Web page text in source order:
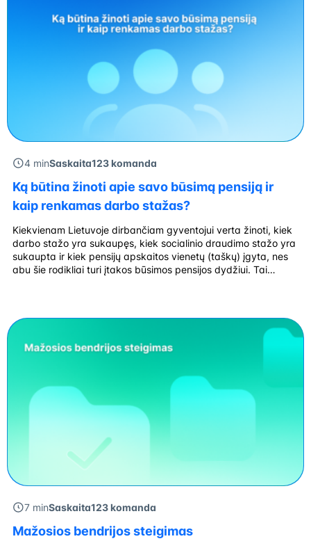
4 minSaskaita123 komanda
Ką būtina žinoti apie savo būsimą pensiją ir
kaip renkamas darbo stažas?
Kiekvienam Lietuvoje dirbančiam gyventojui verta žinoti, kiek
darbo stažo yra sukaupęs, kiek socialinio draudimo stažo yra
sukaupta ir kiek pensijų apskaitos vienetų (taškų) įgyta, nes
abu šie rodikliai turi įtakos būsimos pensijos dydžiui. Tai
7 minSaskaita123 komanda
Mažosios bendrijos steigimas